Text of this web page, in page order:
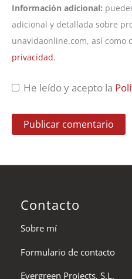
Información adicional:
adicional y detallada sobre
unavidaonline.com, así como
privacidad.
He leído y acepto la
Contacto
Sobre mí
Formulario de contacto
Evergreen Projects, S.L.